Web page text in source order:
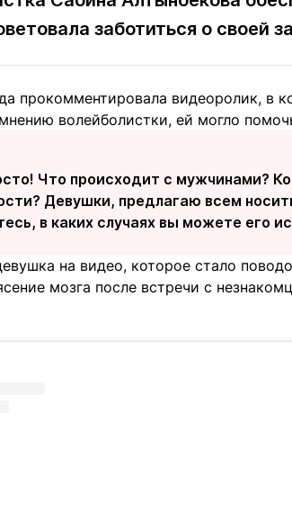
Реклама
заботиться о своей
прокомментировала видеоролик, в
волейболистки, ей могло
Что происходит с мужчинами?
Девушки, предлагаю всем
в каких случаях вы можете его
на видео, которое стало
мозга после встречи с